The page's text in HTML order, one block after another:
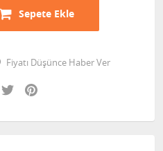
Sepete Ekle
Fiyatı Düşünce Haber Ver
Facebook
Twitter